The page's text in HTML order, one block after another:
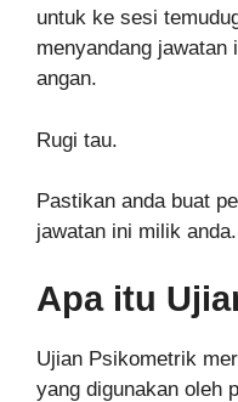
untuk ke sesi
menyandang jawatan
angan.
Rugi tau.
Pastikan anda buat
jawatan ini milik anda.
Apa itu
Ujian Psikometrik
yang digunakan oleh